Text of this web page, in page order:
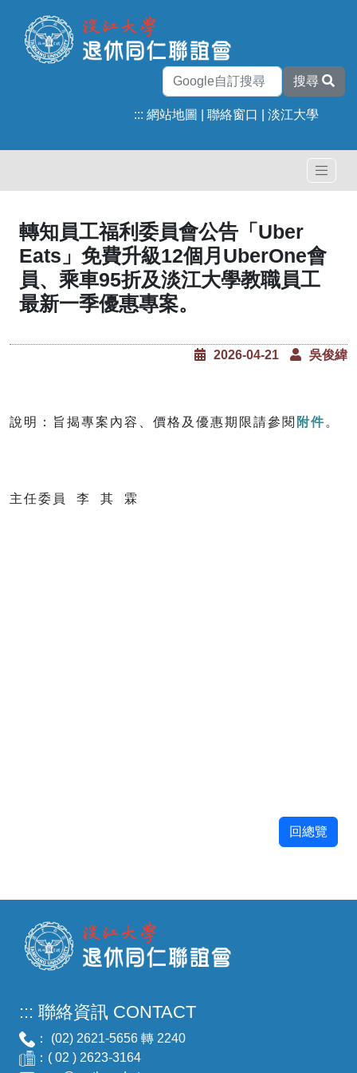
搜尋
::: 網站地圖 聯絡窗口 淡江大學
轉知員工福利委員會公告「Uber
Eats」免費升級12個月UberOne會
員、乘車95折及淡江大學教職員工
最新一季優惠專案。
2026-04-21 吳俊緯
說明：旨揭專案內容、價格及優惠期限請參閱 附件。
主任委員 李 其 霖
回總覽
::: 聯絡資訊 CONTACT
： (02) 2621-5656 轉 2240
：( 02 ) 2623-3164